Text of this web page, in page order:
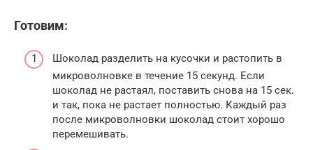
Готовим:
Шоколад разделить на кусочки и растопить в
микроволновке в течение 15 секунд. Если
шоколад не растаял, поставить снова на 15 сек.
и так, пока не растает полностью. Каждый раз
после микроволновки шоколад стоит хорошо
перемешивать.